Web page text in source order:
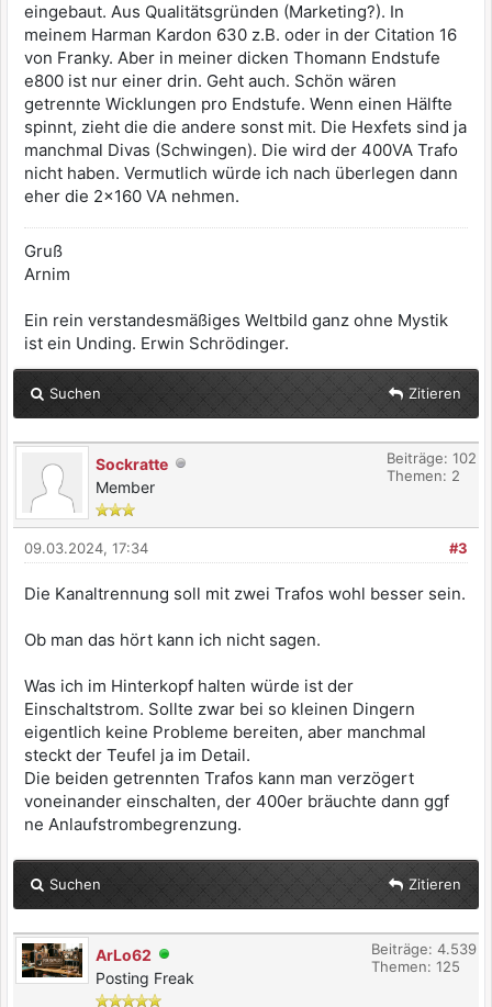
eingebaut. Aus Qualitätsgründen (Marketing?). In
meinem Harman Kardon 630 z.B. oder in der Citation 16
von Franky. Aber in meiner dicken Thomann Endstufe
e800 ist nur einer drin. Geht auch. Schön wären
getrennte Wicklungen pro Endstufe. Wenn einen Hälfte
spinnt, zieht die die andere sonst mit. Die Hexfets sind ja
manchmal Divas (Schwingen). Die wird der 400VA Trafo
nicht haben. Vermutlich würde ich nach überlegen dann
eher die 2x160 VA nehmen.
Gruß
Arnim
Ein rein verstandesmäßiges Weltbild ganz ohne Mystik
ist ein Unding. Erwin Schrödinger.
Suchen Zitieren
Sockratte
Member
Beiträge: 102
Themen: 2
#3
09.03.2024, 17:34
Die Kanaltrennung soll mit zwei Trafos wohl besser sein.
Ob man das hört kann ich nicht sagen.
Was ich im Hinterkopf halten würde ist der
Einschaltstrom. Sollte zwar bei so kleinen Dingern
eigentlich keine Probleme bereiten, aber manchmal
steckt der Teufel ja im Detail.
Die beiden getrennten Trafos kann man verzögert
voneinander einschalten, der 400er bräuchte dann ggf
ne Anlaufstrombegrenzung.
Suchen Zitieren
ArLo62
Posting Freak
Beiträge: 4.539
Themen: 125